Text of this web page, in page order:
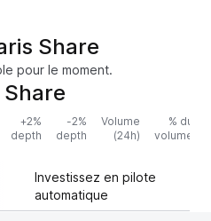
Share
pour le moment.
+2%
depth
-2%
depth
Volume
(24h)
% du
volume
Investissez en pilote
automatique